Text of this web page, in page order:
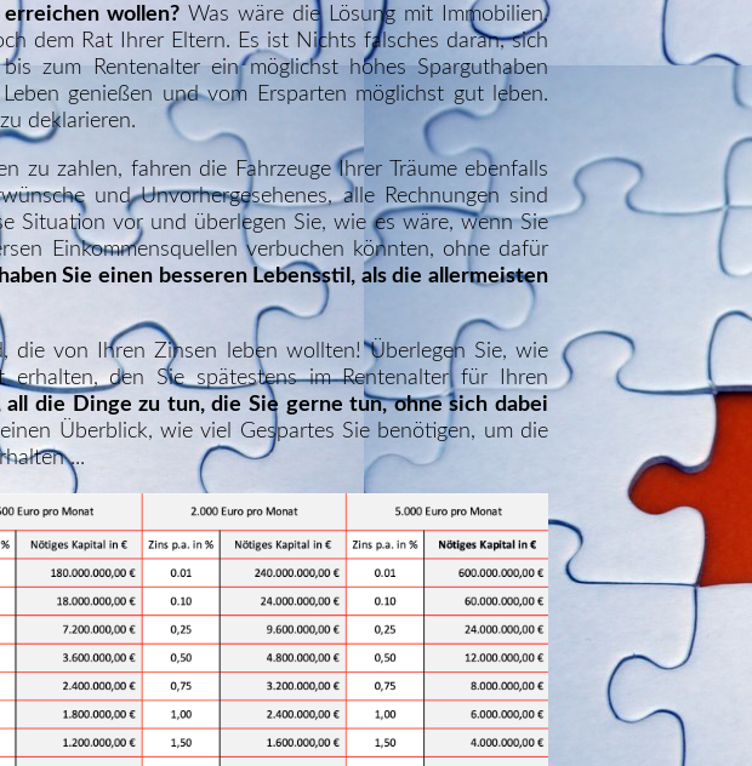
wollen? Was wäre die Lösung mit Immobilien,
dem Rat Ihrer Eltern. Es ist Nichts falsches daran, sich
zum Rentenalter ein möglichst hohes Sparguthaben
genießen und vom Ersparten möglichst gut leben.
deklarieren.
zu zahlen, fahren die Fahrzeuge Ihrer Träume ebenfalls
und Unvorhergesehenes, alle Rechnungen sind
Situation vor und überlegen Sie, wie es wäre, wenn Sie
Einkommensquellen verbuchen könnten, ohne dafür
Sie einen besseren Lebensstil, als die allermeisten
die von Ihren Zinsen leben wollten! Überlegen Sie, wie
den Sie spätestens im Rentenalter für Ihren
all die Dinge zu tun, die Sie gerne tun, ohne sich dabei
Überblick, wie viel Gespartes Sie benötigen, um die
...